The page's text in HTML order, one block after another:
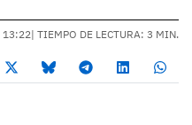
13:22| TIEMPO DE LECTURA: 3 MIN.